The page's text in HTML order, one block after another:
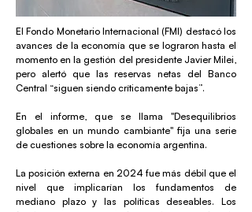
El Fondo Monetario Internacional (FMI) destacó los
avances de la economía que se lograron hasta el
momento en la gestión del presidente Javier Milei,
pero alertó que las reservas netas del Banco
Central “siguen siendo críticamente bajas”.
En el informe, que se llama "Desequilibrios
globales en un mundo cambiante" fija una serie
de cuestiones sobre la economía argentina.
La posición externa en 2024 fue más débil que el
nivel que implicarían los fundamentos de
mediano plazo y las políticas deseables. Los